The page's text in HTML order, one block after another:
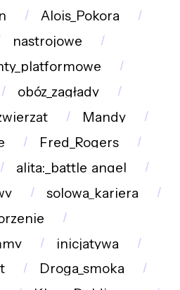
Alois_Pokora
nastrojowe
obóz_zagłady
Mandy
Fred_Rogers
alita:_battle_angel
solowa_kariera
inicjatywa
Droga_smoka